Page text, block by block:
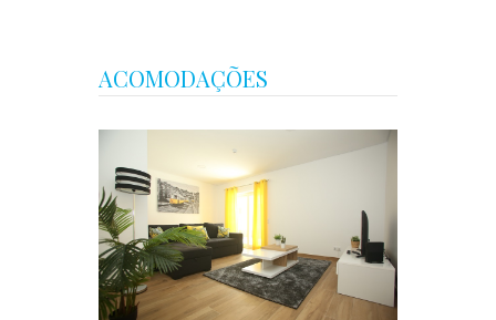
ACOMODAÇÕES